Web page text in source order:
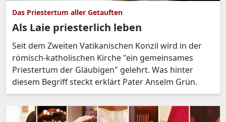
Das Priestertum aller Getauften
Als Laie priesterlich leben
Seit dem Zweiten Vatikanischen Konzil wird in der
römisch-katholischen Kirche "ein gemeinsames
Priestertum der Gläubigen" gelehrt. Was hinter
diesem Begriff steckt erklärt Pater Anselm Grün.